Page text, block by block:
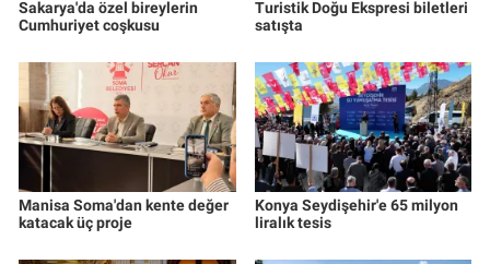
Sakarya'da özel bireylerin
Cumhuriyet coşkusu
Turistik Doğu Ekspresi biletleri
satışta
Manisa Soma'dan kente değer
katacak üç proje
Konya Seydişehir'e 65 milyon
liralık tesis